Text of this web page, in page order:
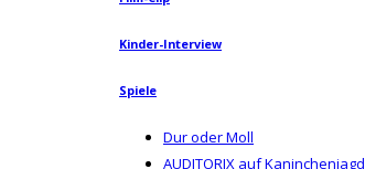
Kinder-Interview
Spiele
Dur oder Moll
AUDITORIX auf Kaninchenjagd